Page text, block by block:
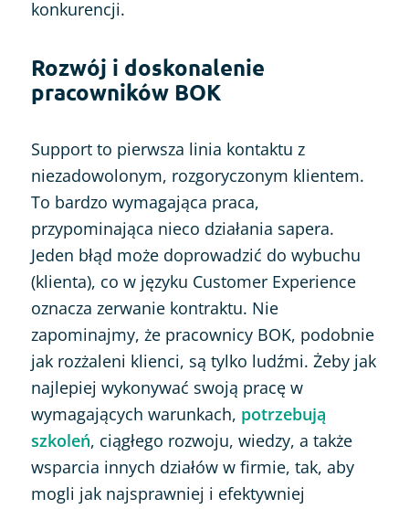
konkurencji.
Rozwój i doskonalenie
pracowników BOK
Support to pierwsza linia kontaktu z
niezadowolonym, rozgoryczonym klientem.
To bardzo wymagająca praca,
przypominająca nieco działania sapera.
Jeden błąd może doprowadzić do wybuchu
(klienta), co w języku Customer Experience
oznacza zerwanie kontraktu. Nie
zapominajmy, że pracownicy BOK, podobnie
jak rozżaleni klienci, są tylko ludźmi. Żeby jak
najlepiej wykonywać swoją pracę w
wymagających warunkach, potrzebują
szkoleń, ciągłego rozwoju, wiedzy, a także
wsparcia innych działów w firmie, tak, aby
mogli jak najsprawniej i efektywniej